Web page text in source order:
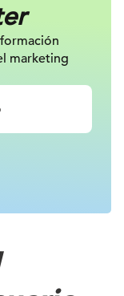
marketing